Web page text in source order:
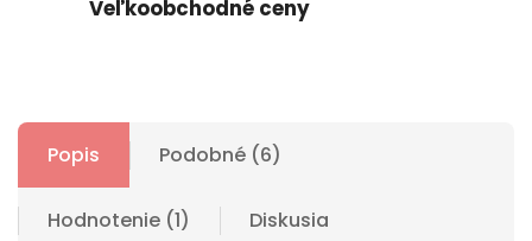
Veľkoobchodné ceny
Popis Podobné (6)
Hodnotenie (1) Diskusia